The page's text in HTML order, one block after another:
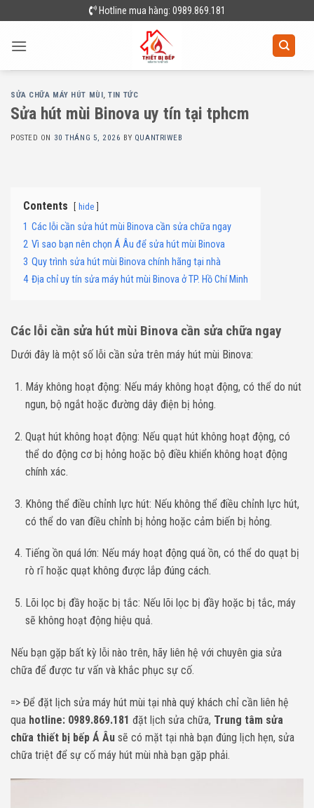
to
content
Hotline mua hàng: 0989.869.181
SỬA CHỮA MÁY HÚT MÙI,TIN TỨC
Sửa hút mùi Binova uy tín tại tphcm
POSTED ON 30 THÁNG 5, 2026 BY QUANTRIWEB
Contents hide
1 Các lỗi cần sửa hút mùi Binova cần sửa chữa ngay
2 Vì sao bạn nên chọn Á Âu để sửa hút mùi Binova
3 Quy trình sửa hút mùi Binova chính hãng tại nhà
4 Địa chỉ uy tín sửa máy hút mùi Binova ở TP. Hồ Chí Minh
Các lỗi cần sửa hút mùi Binova cần sửa chữa ngay
Dưới đây là một số lỗi cần sửa trên máy hút mùi Binova:
Máy không hoạt động: Nếu máy không hoạt động, có thể do nút
ngun, bộ ngắt hoặc đường dây điện bị hỏng.
Quạt hút không hoạt động: Nếu quạt hút không hoạt động, có
thể do động cơ bị hỏng hoặc bộ điều khiển không hoạt động
chính xác.
Không thể điều chỉnh lực hút: Nếu không thể điều chỉnh lực hút,
có thể do van điều chỉnh bị hỏng hoặc cảm biến bị hỏng.
Tiếng ồn quá lớn: Nếu máy hoạt động quá ồn, có thể do quạt bị
rò rĩ hoặc quạt không được lắp đúng cách.
Lõi lọc bị đầy hoặc bị tắc: Nếu lõi lọc bị đầy hoặc bị tắc, máy
sẽ không hoạt động hiệu quả.
Nếu bạn gặp bất kỳ lỗi nào trên, hãy liên hệ với chuyên gia sửa
chữa để được tư vấn và khắc phục sự cố.
=> Để đặt lịch sửa máy hút mùi tại nhà quý khách chỉ cần liên hệ
qua hotline: 0989.869.181 đặt lịch sửa chữa, Trung tâm sửa
chữa thiết bị bếp Á Âu sẽ có mặt tại nhà bạn đúng lịch hẹn, sửa
chữa triệt để sự cố máy hút mùi nhà bạn gặp phải.